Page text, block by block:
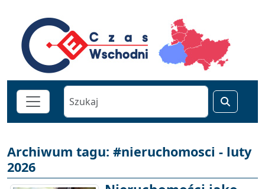
Archiwum tagu: #nieruchomosci - luty
2026